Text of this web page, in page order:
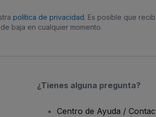
política de privacidad. Es posible que
baja en cualquier momento.
¿Tienes alguna pregunta?
Centro de Ayuda /